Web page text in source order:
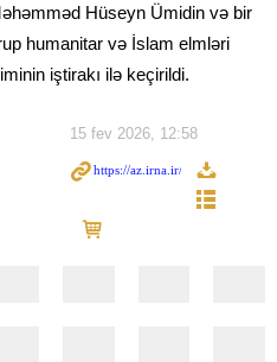
Hüseyn Ümidin və bir
humanitar və İslam elmləri
iştirakı ilə keçirildi.
15 fev 2026, 12:58